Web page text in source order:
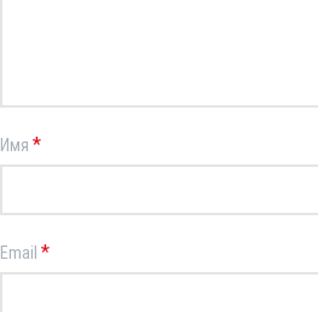
Имя *
Email *